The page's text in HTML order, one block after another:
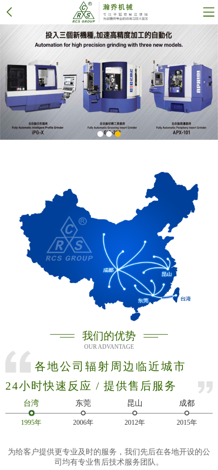
我们的优势
OUR ADVANTAGE
各地公司辐射周边临近城市
24小时快速反应 / 提供售后服务
台湾
1995年
东莞
2006年
昆山
2012年
成都
2015年
为给客户提供更专业及时的服务，我们先后在各地开设的公
司均有专业售后技术服务团队。